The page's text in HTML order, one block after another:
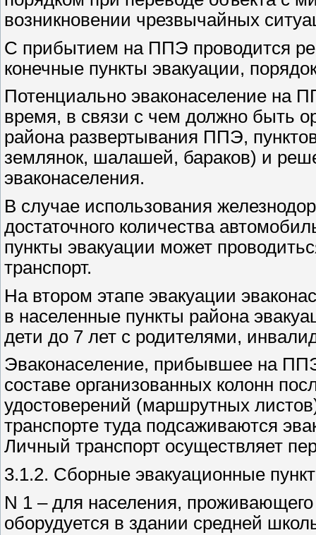
возникновении чрезвычайных
С прибытием на ППЭ проводится
конечные пункты эвакуации,
Потенциально эваконаселение на
время, в связи с чем должно быть
района развертывания ППЭ,
землянок, шалашей, бараков) и
эваконаселения.
В случае использования
достаточного количества
пункты эвакуации может
транспорт.
На втором этапе эвакуации
в населенные пункты района
дети до 7 лет с родителями,
Эваконаселение, прибывшее на
составе организованных колонн
удостоверений (маршрутных
транспорте туда подсаживаются
Личный транспорт осуществляет
3.1.2. Сборные эвакуационные
N 1 – для населения,
оборудуется в здании средней